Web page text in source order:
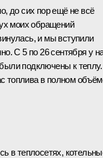
до сих пор ещё не всё
моих обращений
и мы вступили
С 5 по 26 сентября у
подключены к теплу.
топлива в полном
в теплосетях,